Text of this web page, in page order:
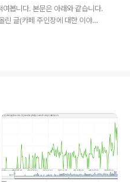
금을 내고, 카드결제 시스템까지
지 않고 반가운 얼굴을 보는것만
봅니다. 본문은 아래와 같습니다.
글(카페 주인장에 대한 이야기)
운영하고 있지만 나는 썩 잘 하
내어 꼬박꼬박 짧은 여행을 가
것은 내 삶의 유일한 기쁨이었는